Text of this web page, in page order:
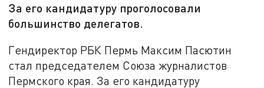
За его кандидатуру проголосовали
большинство делегатов.
Гендиректор РБК Пермь Максим Пасютин
стал председателем Союза журналистов
Пермского края. За его кандидатуру